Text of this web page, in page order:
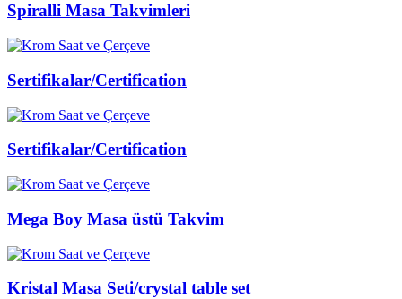
Spiralli Masa Takvimleri
Sertifikalar/Certification
Sertifikalar/Certification
Mega Boy Masa üstü Takvim
Kristal Masa Seti/crystal table set